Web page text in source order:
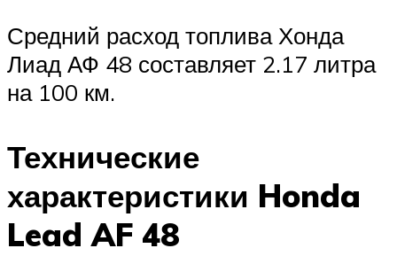
Средний расход топлива Хонда
Лиад АФ 48 составляет 2.17 литра
на 100 км.
Технические
характеристики Honda
Lead AF 48